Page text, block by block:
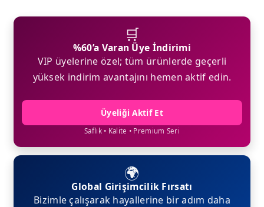
🛒
%60’a Varan Üye İndirimi
VIP üyelerine özel; tüm ürünlerde geçerli
yüksek indirim avantajını hemen aktif edin.
Üyeliği Aktif Et
Saflık • Kalite • Premium Seri
🌍
Global Girişimcilik Fırsatı
Bizimle çalışarak hayallerine bir adım daha